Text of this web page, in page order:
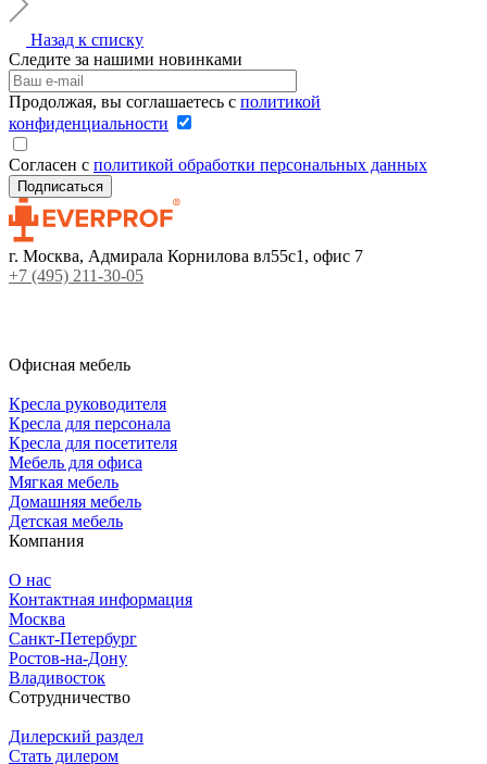
Назад к списку
Следите за нашими новинками
Продолжая, вы соглашаетесь с политикой
конфиденциальности
Согласен с политикой обработки персональных данных
г. Москва, Адмирала Корнилова вл55с1, офис 7
+7 (495) 211-30-05
Офисная мебель
Кресла руководителя
Кресла для персонала
Кресла для посетителя
Мебель для офиса
Мягкая мебель
Домашняя мебель
Детская мебель
Компания
О нас
Контактная информация
Москва
Санкт-Петербург
Ростов-на-Дону
Владивосток
Сотрудничество
Дилерский раздел
Стать дилером